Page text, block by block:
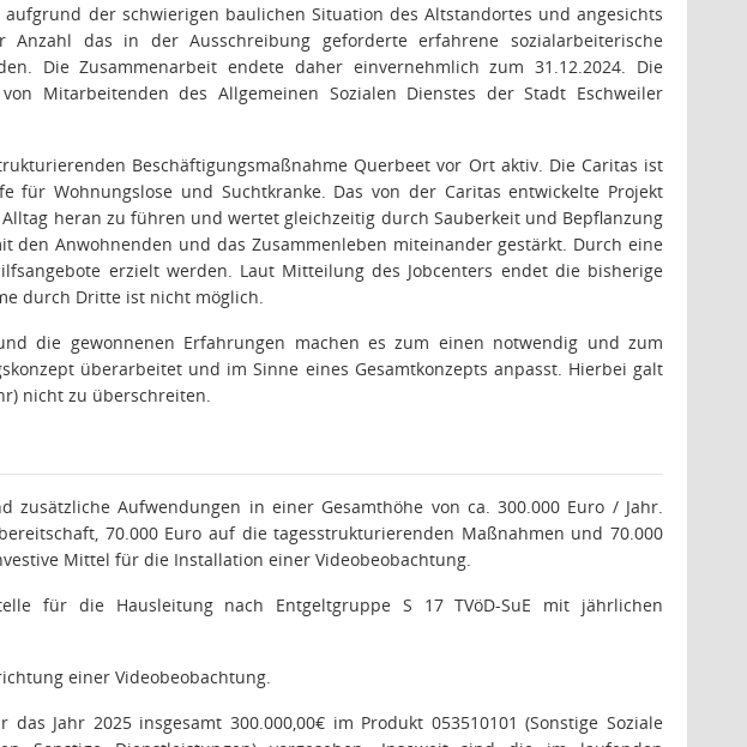
der schwierigen baulichen Situation des Altstandortes und angesichts
Anzahl das in der Ausschreibung geforderte erfahrene sozialarbeiterische
Die Zusammenarbeit endete daher einvernehmlich zum 31.12.2024. Die
Mitarbeitenden des Allgemeinen Sozialen Dienstes der Stadt Eschweiler
Beschäftigungsmaßnahme Querbeet vor Ort aktiv. Die Caritas ist
Wohnungslose und Suchtkranke. Das von der Caritas entwickelte Projekt
heran zu führen und wertet gleichzeitig durch Sauberkeit und Bepflanzung
Anwohnenden und das Zusammenleben miteinander gestärkt. Durch eine
erzielt werden. Laut Mitteilung des Jobcenters endet die bisherige
durch Dritte ist nicht möglich.
die gewonnenen Erfahrungen machen es zum einen notwendig und zum
überarbeitet und im Sinne eines Gesamtkonzepts anpasst. Hierbei galt
nicht zu überschreiten.
zusätzliche Aufwendungen in einer Gesamthöhe von ca. 300.000 Euro / Jahr.
70.000 Euro auf die tagesstrukturierenden Maßnahmen und 70.000
Mittel für die Installation einer Videobeobachtung.
für die Hausleitung nach Entgeltgruppe S 17 TVöD-SuE mit jährlichen
einer Videobeobachtung.
Jahr 2025 insgesamt 300.000,00€ im Produkt 053510101 (Sonstige Soziale